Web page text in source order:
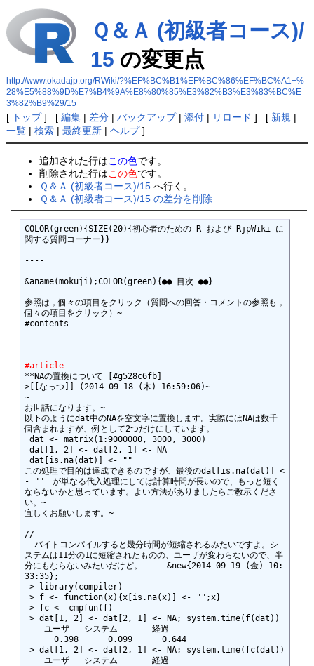
Ｑ＆Ａ (初級者コース)/
15 の変更点
http://www.okadajp.org/RWiki/?%EF%BC%B1%EF%BC%86%EF%BC%A1+%
28%E5%88%9D%E7%B4%9A%E8%80%85%E3%82%B3%E3%83%BC%E
3%82%B9%29/15
[ トップ] [ 編集| 差分| バックアップ| 添付| リロード ] [ 新規 |
一覧| 検索| 最終更新| ヘルプ]
追加された行はこの色です。
削除された行はこの色です。
Ｑ＆Ａ (初級者コース)/15 へ行く。
Ｑ＆Ａ (初級者コース)/15 の差分を削除
COLOR(green){SIZE(20){初心者のための R および RjpWiki に
関する質問コーナー}}
----
&aname(mokuji);COLOR(green){●● 目次 ●●}
参照は，個々の項目をクリック（質問への回答・コメントの参照も，
個々の項目をクリック）~
#contents
----
#article